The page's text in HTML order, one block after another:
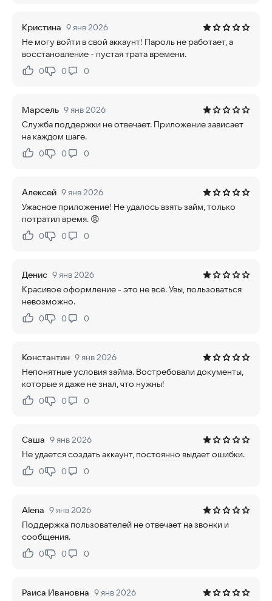
Кристина 9 янв 2026
Не могу войти в свой аккаунт! Пароль не работает, а
восстановление - пустая трата времени.
Нравится:
0Не нравится:
0 0
Марсель 9 янв 2026
Служба поддержки не отвечает. Приложение зависает
на каждом шаге.
Нравится:
0Не нравится:
0 0
Алексей 9 янв 2026
Ужасное приложение! Не удалось взять займ, только
потратил время. 😡
Нравится:
0Не нравится:
0 0
Денис 9 янв 2026
Красивое оформление - это не всё. Увы, пользоваться
невозможно.
Нравится:
0Не нравится:
0 0
Константин 9 янв 2026
Непонятные условия займа. Востребовали документы,
которые я даже не знал, что нужны!
Нравится:
0Не нравится:
0 0
Саша 9 янв 2026
Не удается создать аккаунт, постоянно выдает ошибки.
Нравится:
0Не нравится:
0 0
Alena 9 янв 2026
Поддержка пользователей не отвечает на звонки и
сообщения.
Нравится:
0Не нравится:
0 0
Раиса Ивановна 9 янв 2026